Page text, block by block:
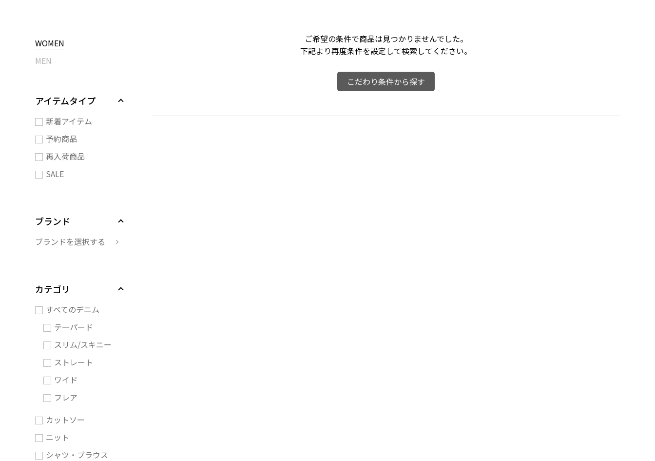
WOMEN
MEN
アイテムタイプ
新着アイテム
予約商品
再入荷商品
SALE
ブランド
ブランドを選択する
カテゴリ
すべてのデニム
テーパード
スリム/スキニー
ストレート
ワイド
フレア
カットソー
ニット
シャツ・ブラウス
ご希望の条件で商品は見つかりませんでした。
下記より再度条件を設定して検索してください。
こだわり条件から探す